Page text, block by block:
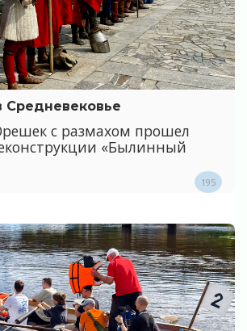
Средневековье
с размахом прошел
«Былинный
195